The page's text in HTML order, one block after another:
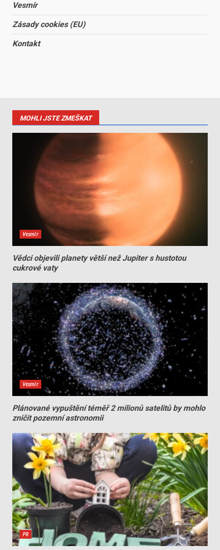
Vesmír
Zásady cookies (EU)
Kontakt
MOHLI JSTE ZMEŠKAT
Vesmír
Vědci objevili planety větší než Jupiter s hustotou
cukrové vaty
Vesmír
Plánované vypuštění téměř 2 milionů satelitů by mohlo
zničit pozemní astronomii
PR